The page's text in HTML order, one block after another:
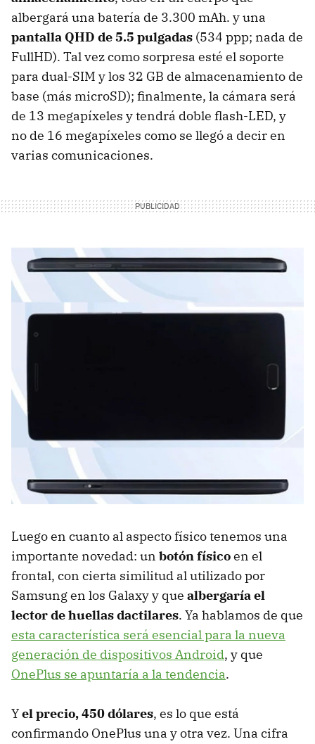
albergará una batería de 3.300 mAh. y una
pantalla QHD de 5.5 pulgadas (534 ppp; nada de
FullHD). Tal vez como sorpresa esté el soporte
para dual-SIM y los 32 GB de almacenamiento de
base (más microSD); finalmente, la cámara será
de 13 megapíxeles y tendrá doble flash-LED, y
no de 16 megapíxeles como se llegó a decir en
varias comunicaciones.
Luego en cuanto al aspecto físico tenemos una
importante novedad: un botón físicoen el
frontal, con cierta similitud al utilizado por
Samsung en los Galaxy y que albergaría el
lector de huellas dactilares. Ya hablamos de que
esta característica será esencial para la nueva
generación de dispositivos Android, y que
OnePlus se apuntaría a la tendencia.
Yel precio, 450 dólares, es lo que está
confirmando OnePlus una y otra vez. Una cifra